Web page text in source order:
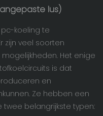
lus)
koeling te
zijn veel soorten
Het enige
is dat
en
Ze hebben een
twee belangrijkste typen: